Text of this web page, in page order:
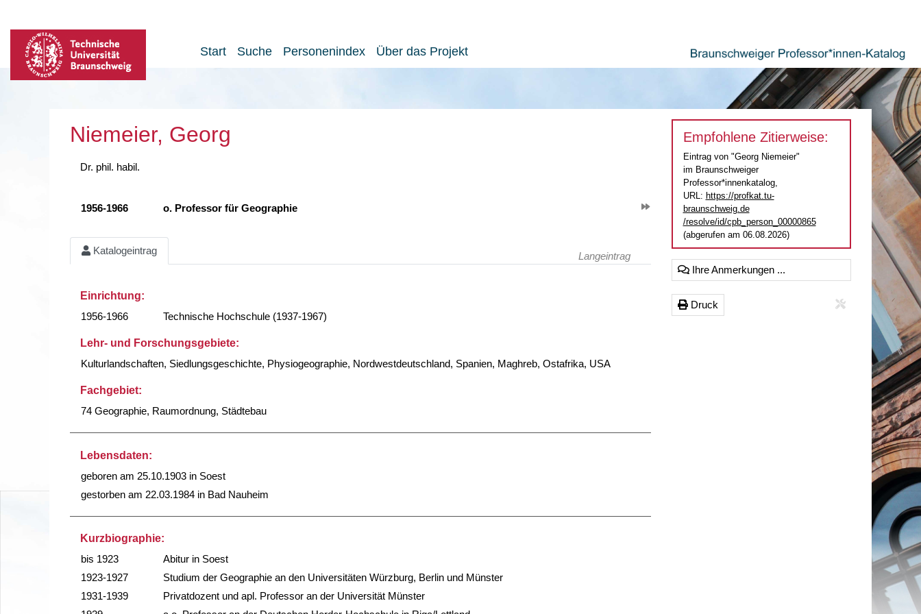
Start Suche Personenindex Über das Projekt
Niemeier, Georg
Dr. phil. habil.
1956-1966 o. Professor für Geographie
Katalogeintrag Langeintrag
Einrichtung:
1956-1966
Technische Hochschule (1937-1967)
Lehr- und Forschungsgebiete:
Kulturlandschaften, Siedlungsgeschichte, Physiogeographie, Nordwestdeutschland, Spanien, Maghreb, Ostafrika, USA
Fachgebiet:
74 Geographie, Raumordnung, Städtebau
Lebensdaten:
geboren am 25.10.1903 in Soest
gestorben am 22.03.1984 in Bad Nauheim
Kurzbiographie:
bis 1923
Abitur in Soest
1923-1927
Studium der Geographie an den Universitäten Würzburg, Berlin und Münster
1931-1939
Privatdozent und apl. Professor an der Universität Münster
Empfohlene Zitierweise:
Eintrag von "Georg Niemeier"
im Braunschweiger
Professor*innenkatalog,
URL: https://profkat.tu-
braunschweig.de
/resolve/id/cpb_person_00000865
(abgerufen am 06.08.2026)
Ihre Anmerkungen ...
Druck